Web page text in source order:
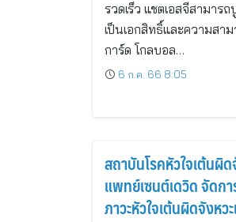
รวดเร็ว แชตเอสจีสามาร
เป็นเอกสิทธิ์และความสา
การ์ด โกลบอล…
6 ก.ค. 66 8:05
สถาบันโรคหัวใจเต้นผิ
แพทย์เซนต์เดวิด จัดก
ภาวะหัวใจเต้นผิดจังหว